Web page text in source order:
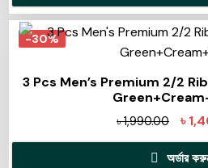
-30%
3 Pcs Men’s Premium 2/2
৳1,990.00 ৳
অর্ডার